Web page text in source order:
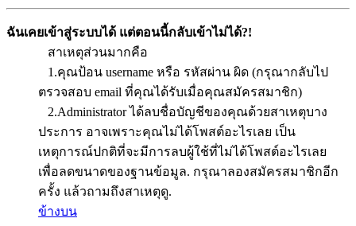
ฉันเคยเข้าสู่ระบบได้ แต่ตอนนี้กลับเข้าไม่ได้?!
สาเหตุส่วนมากคือ
1.คุณป้อน username หรือ รหัสผ่าน ผิด (กรุณากลับไป
ตรวจสอบ email ที่คุณได้รับเมื่อคุณสมัครสมาชิก)
2.Administrator ได้ลบชื่อบัญชีของคุณด้วยสาเหตุบาง
ประการ อาจเพราะคุณไม่ได้โพสต์อะไรเลย เป็น
เหตุการณ์ปกติที่จะมีการลบผู้ใช้ที่ไม่ได้โพสต์อะไรเลย
เพื่อลดขนาดของฐานข้อมูล. กรุณาลองสมัครสมาชิกอีก
ครั้ง แล้วถามถึงสาเหตุดู.
ข้างบน